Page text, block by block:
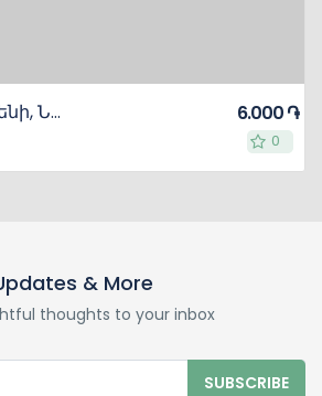
Խոր Վիրապ, Արենի, Նորավանք
0
0
6.000 ֏
& More
thoughts to your inbox
SUBSCRIBE